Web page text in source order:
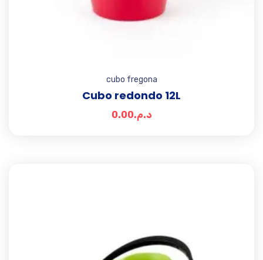
cubo fregona
Cubo redondo 12L
د.م.0.00